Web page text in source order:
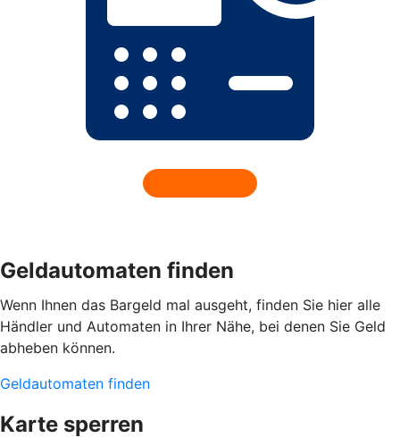
Geldautomaten finden
Wenn Ihnen das Bargeld mal ausgeht, finden Sie hier alle
Händler und Automaten in Ihrer Nähe, bei denen Sie Geld
abheben können.
Geldautomaten finden
Karte sperren